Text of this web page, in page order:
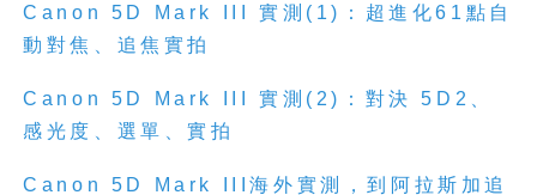
Canon 5D Mark III 實測(1)：超進化61點自
動對焦、追焦實拍
Canon 5D Mark III 實測(2)：對決 5D2、
感光度、選單、實拍
Canon 5D Mark III海外實測，到阿拉斯加追